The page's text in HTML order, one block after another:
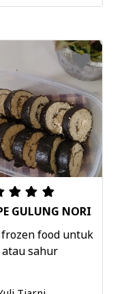
GULUNG NORI
frozen food untuk
sahur